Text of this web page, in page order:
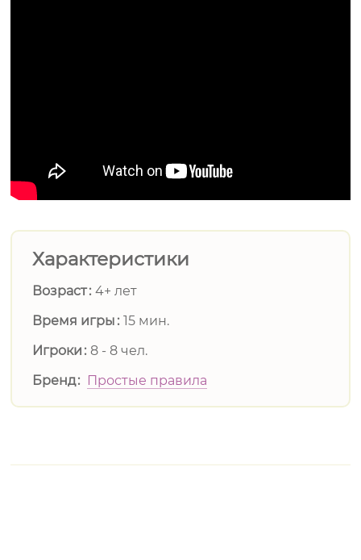
Характеристики
Возраст 4+ лет
Время игры 15 мин.
Игроки 8 - 8 чел.
Бренд
Простые правила